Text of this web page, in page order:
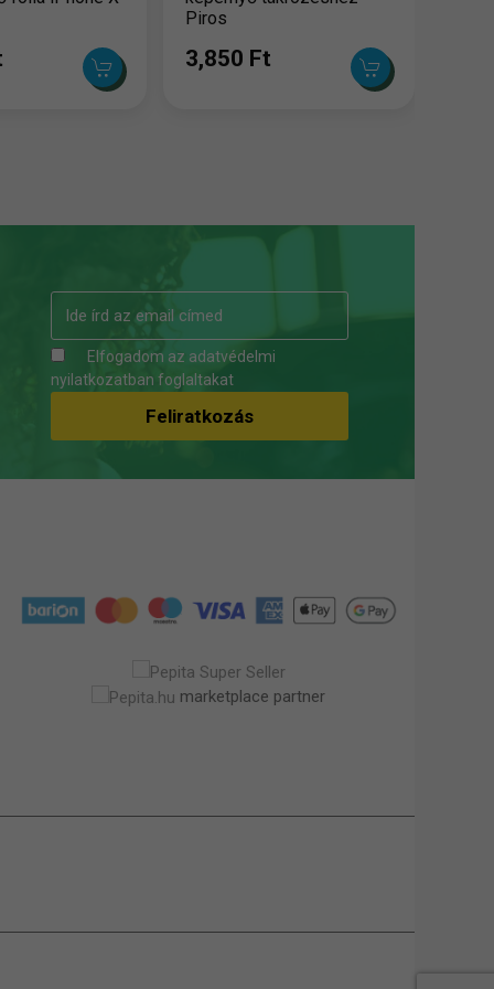
Piros
3,850 Ft
Elfogadom az adatvédelmi
nyilatkozatban foglaltakat
marketplace partner